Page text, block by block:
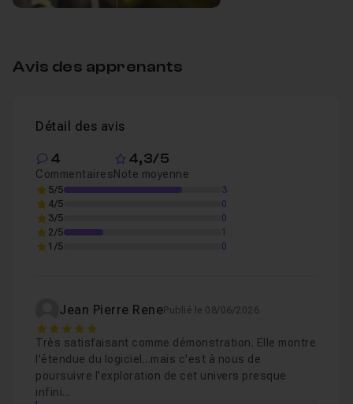
Avis des apprenants
Détail des avis
4
Commentaires
4,3/5
Note moyenne
5/5
3
4/5
0
3/5
0
2/5
1
1/5
0
Jean Pierre RenePublié le 08/06/2026
5
Très satisfaisant comme démonstration. Elle montre
l'étendue du logiciel...mais c'est à nous de
poursuivre l'exploration de cet univers presque
infini...